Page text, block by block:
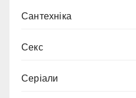
Сантехніка
Секс
Серіали